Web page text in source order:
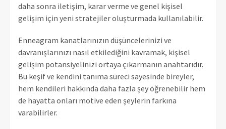
daha sonra iletişim, karar verme ve genel kişisel
gelişim için yeni stratejiler oluşturmada kullanılabilir.
Enneagram kanatlarınızın düşüncelerinizi ve
davranışlarınızı nasıl etkilediğini kavramak, kişisel
gelişim potansiyelinizi ortaya çıkarmanın anahtarıdır.
Bu keşif ve kendini tanıma süreci sayesinde bireyler,
hem kendileri hakkında daha fazla şey öğrenebilir hem
de hayatta onları motive eden şeylerin farkına
varabilirler.